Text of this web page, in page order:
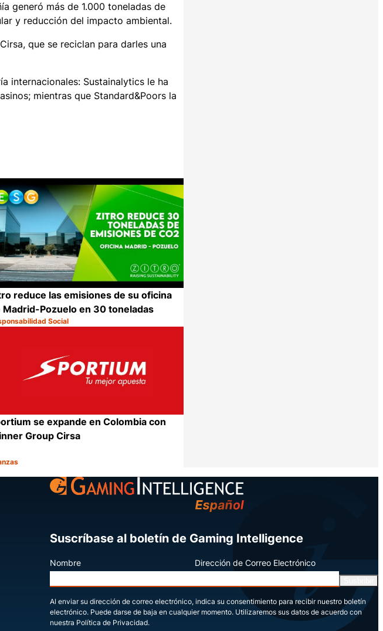
generó más de 1.000 toneladas de
y reducción del impacto ambiental.
que se reciclan para darles una
internacionales: Sustainalytics le ha
mientras que Standard&Poors la
reduce las emisiones de su oficina
Madrid-Pozuelo en 30 toneladas
Social
se expande en Colombia con
Group Cirsa
Suscríbase al boletín de Gaming Intelligence
Nombre Dirección de Correo Electrónico
Al enviar su dirección de correo electrónico, indica su consentimiento para recibir nuestro boletín
electrónico. Puede darse de baja en cualquier momento. Utilizaremos sus datos de acuerdo con
nuestra Política de Privacidad.